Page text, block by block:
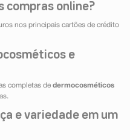
compras online?
nos principais cartões de crédito
e
completas de dermocosméticos
e variedade em um